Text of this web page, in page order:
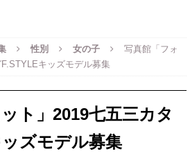
性別 女の子
写真館「フォ
キッズモデル募集
ト」2019七五三カタ
ズモデル募集